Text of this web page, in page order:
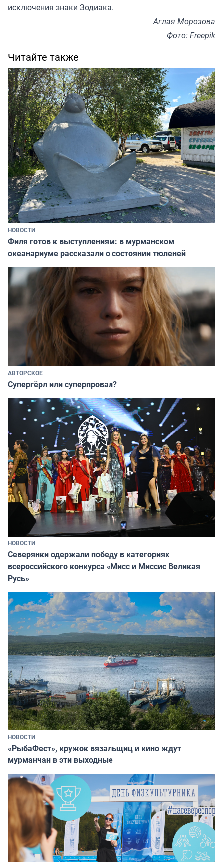
исключения знаки Зодиака.
Аглая Морозова
Фото: Freepik
Читайте также
НОВОСТИ
Филя готов к выступлениям: в мурманском
океанариуме рассказали о состоянии тюленей
АВТОРСКОЕ
Супергёрл или суперпровал?
НОВОСТИ
Северянки одержали победу в категориях
всероссийского конкурса «Мисс и Миссис Великая
Русь»
НОВОСТИ
«РыбаФест», кружок вязальщиц и кино ждут
мурманчан в эти выходные